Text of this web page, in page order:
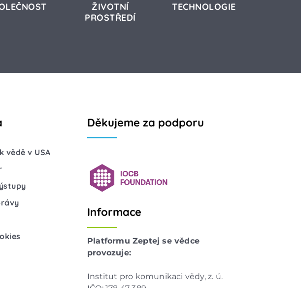
ŽIVOTNÍ
PROSTŘEDÍ
TECHNOLOGIE
vědě v USA
Děkujeme za podporu
Informace
Platformu Zeptej se vědce
provozuje:
Institut pro komunikaci vědy, z. ú.